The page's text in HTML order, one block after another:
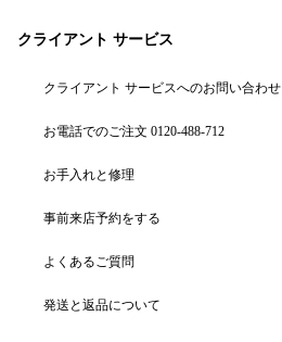
クライアント サービス
クライアント サービスへのお問い合わせ
お電話でのご注文 0120-488-712
お手入れと修理
事前来店予約をする
よくあるご質問
発送と返品について